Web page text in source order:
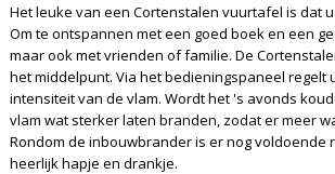
Het leuke van een Cortenstalen vuurtafel is dat
Om te ontspannen met een goed boek en een
maar ook met vrienden of familie. De
het middelpunt. Via het bedieningspaneel regelt
intensiteit van de vlam. Wordt het 's avonds
vlam wat sterker laten branden, zodat er meer
Rondom de inbouwbrander is er nog voldoende
heerlijk hapje en drankje.